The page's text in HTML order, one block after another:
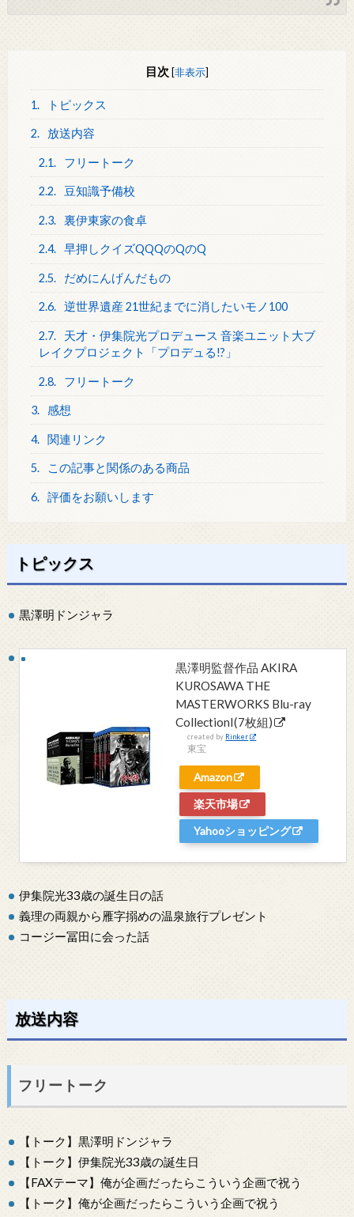
目次 [非表示]
1. トピックス
2. 放送内容
2.1. フリートーク
2.2. 豆知識予備校
2.3. 裏伊東家の食卓
2.4. 早押しクイズQQQのQのQ
2.5. だめにんげんだもの
2.6. 逆世界遺産 21世紀までに消したいモノ100
2.7.
天才・伊集院光プロデュース 音楽ユニット大ブ
レイクプロジェクト「プロデュる!?」
2.8. フリートーク
3. 感想
4. 関連リンク
5. この記事と関係のある商品
6. 評価をお願いします
トピックス
黒澤明ドンジャラ
黒澤明監督作品 AKIRA
KUROSAWA THE
MASTERWORKS Blu-ray
CollectionI(7枚組)
created by Rinker
東宝
Amazon
楽天市場
Yahooショッピング
伊集院光33歳の誕生日の話
義理の両親から雁字搦めの温泉旅行プレゼント
コージー冨田に会った話
放送内容
フリートーク
【トーク】黒澤明ドンジャラ
【トーク】伊集院光33歳の誕生日
【FAXテーマ】俺が企画だったらこういう企画で祝う
【トーク】俺が企画だったらこういう企画で祝う